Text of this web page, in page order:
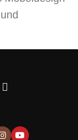
Schaffung